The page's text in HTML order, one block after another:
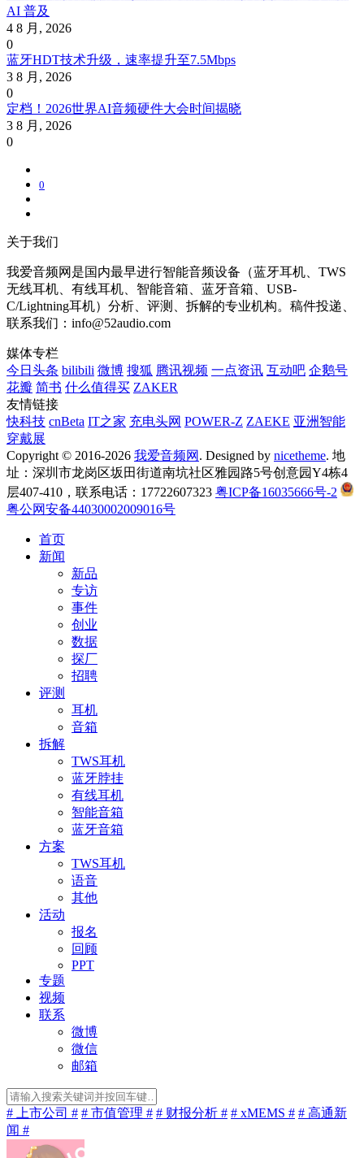
AI 普及
4 8 月, 2026
0
蓝牙HDT技术升级，速率提升至7.5Mbps
3 8 月, 2026
0
定档！2026世界AI音频硬件大会时间揭晓
3 8 月, 2026
0
0
关于我们
我爱音频网是国内最早进行智能音频设备（蓝牙耳机、TWS
无线耳机、有线耳机、智能音箱、蓝牙音箱、USB-
C/Lightning耳机）分析、评测、拆解的专业机构。稿件投递、
联系我们：info@52audio.com
媒体专栏
今日头条 bilibili 微博 搜狐 腾讯视频 一点资讯 互动吧 企鹅号
花瓣 简书 什么值得买 ZAKER
友情链接
快科技 cnBeta IT之家 充电头网 POWER-Z ZAEKE 亚洲智能
穿戴展
Copyright © 2016-2026 我爱音频网 . Designed by nicetheme. 地
址：深圳市龙岗区坂田街道南坑社区雅园路5号创意园Y4栋4
层407-410，联系电话：17722607323 粤ICP备16035666号-2
粤公网安备44030002009016号
首页
新闻
新品
专访
事件
创业
数据
探厂
招聘
评测
耳机
音箱
拆解
TWS耳机
蓝牙脖挂
有线耳机
智能音箱
蓝牙音箱
方案
TWS耳机
语音
其他
活动
报名
回顾
PPT
专题
视频
联系
微博
微信
邮箱
# 上市公司 # # 市值管理 # # 财报分析 # # xMEMS # # 高通新
闻 #